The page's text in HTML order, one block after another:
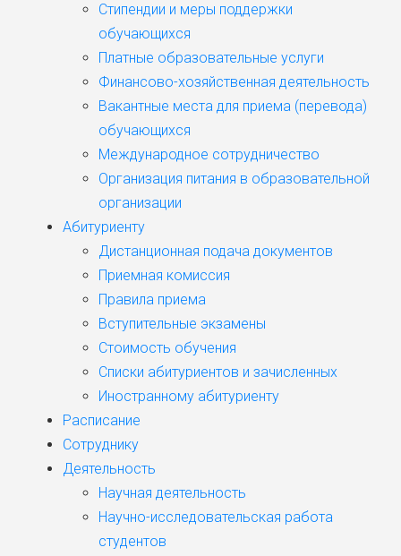
Стипендии и меры поддержки
обучающихся
Платные образовательные услуги
Финансово-хозяйственная деятельность
Вакантные места для приема (перевода)
обучающихся
Международное сотрудничество
Организация питания в образовательной
организации
Абитуриенту
Дистанционная подача документов
Приемная комиссия
Правила приема
Вступительные экзамены
Стоимость обучения
Списки абитуриентов и зачисленных
Иностранному абитуриенту
Расписание
Сотруднику
Деятельность
Научная деятельность
Научно-исследовательская работа
студентов